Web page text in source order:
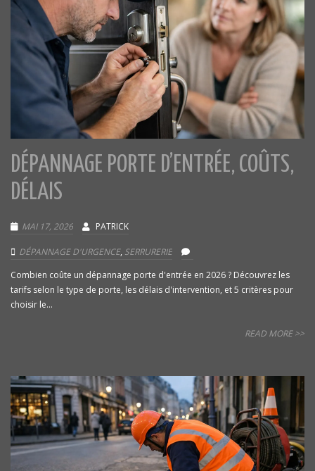
DÉPANNAGE PORTE D’ENTRÉE, COÛTS,
DÉLAIS
MAI 17, 2026 PATRICK
DÉPANNAGE D'URGENCE, SERRURERIE
Combien coûte un dépannage porte d'entrée en 2026 ? Découvrez les
tarifs selon le type de porte, les délais d'intervention, et 5 critères pour
choisir le...
READ MORE >>